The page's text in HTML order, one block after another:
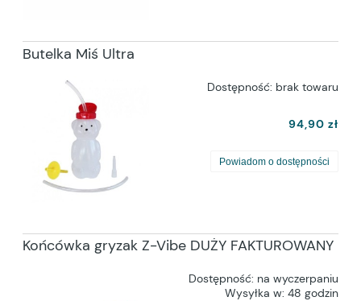
Butelka Miś Ultra
Dostępność: brak towaru
94,90 zł
Powiadom o dostępności
Końcówka gryzak Z-Vibe DUŻY FAKTUROWANY
Dostępność: na wyczerpaniu
Wysyłka w: 48 godzin